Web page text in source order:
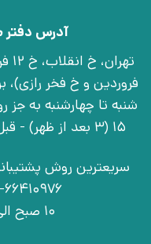
آدرس دفتر
15 (3 بعد از ظهر) - قبل از تشریف آوردن تماس بگیرید
سریعترین روش
021-66410976 | 09030925756
10 صبح الی 15 (3 بعد از ظهر)